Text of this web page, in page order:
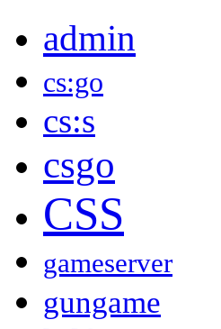
admin
cs:go
cs:s
csgo
CSS
gameserver
gungame